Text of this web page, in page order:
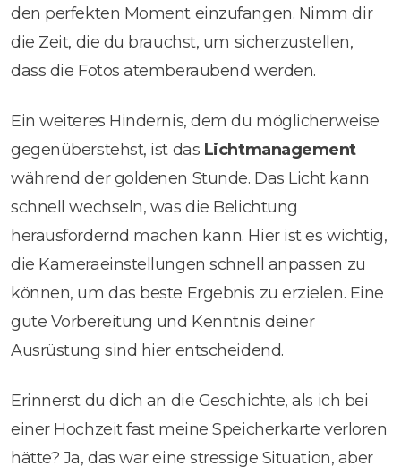
den perfekten Moment einzufangen. Nimm dir
die Zeit, die du brauchst, um sicherzustellen,
dass die Fotos atemberaubend werden.
Ein weiteres Hindernis, dem du möglicherweise
gegenüberstehst, ist das Lichtmanagement
während der goldenen Stunde. Das Licht kann
schnell wechseln, was die Belichtung
herausfordernd machen kann. Hier ist es wichtig,
die Kameraeinstellungen schnell anpassen zu
können, um das beste Ergebnis zu erzielen. Eine
gute Vorbereitung und Kenntnis deiner
Ausrüstung sind hier entscheidend.
Erinnerst du dich an die Geschichte, als ich bei
einer Hochzeit fast meine Speicherkarte verloren
hätte? Ja, das war eine stressige Situation, aber